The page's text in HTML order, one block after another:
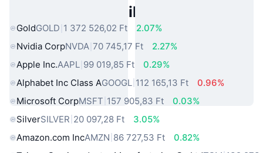
Népszerű Való Világbeli Eszközök
GoldGOLD 1 372 526,02 Ft
2.07%
Nvidia CorpNVDA 70 745,17 Ft
2.27%
Apple Inc.AAPL 99 019,85 Ft
0.29%
Alphabet Inc Class AGOOGL 112 165,13 Ft
0.96%
Microsoft CorpMSFT 157 905,83 Ft
0.03%
SilverSILVER 20 097,28 Ft
3.05%
Amazon.com IncAMZN 86 727,53 Ft
0.82%